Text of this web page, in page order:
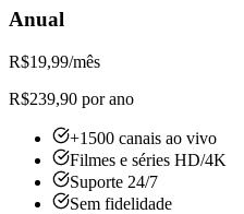
Anual
R$19,99/mês
R$239,90 por ano
+1500 canais ao vivo
Filmes e séries HD/4K
Suporte 24/7
Sem fidelidade